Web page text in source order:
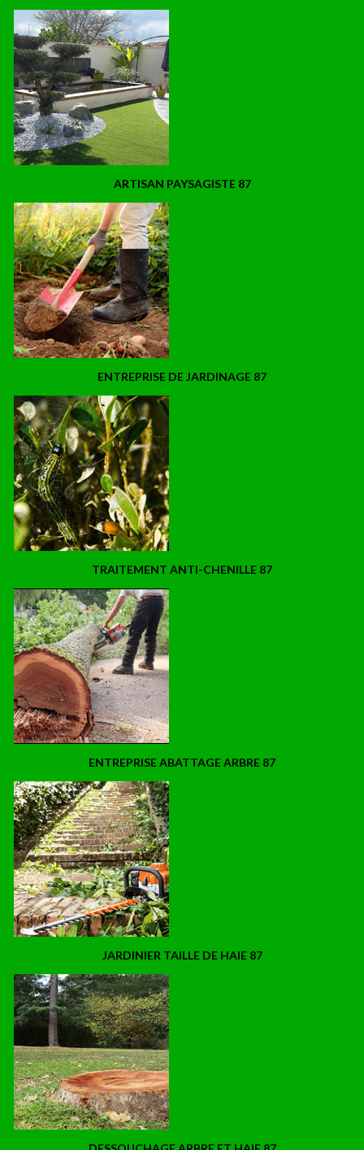
ARTISAN PAYSAGISTE 87
ENTREPRISE DE JARDINAGE 87
TRAITEMENT ANTI-CHENILLE 87
ENTREPRISE ABATTAGE ARBRE 87
JARDINIER TAILLE DE HAIE 87